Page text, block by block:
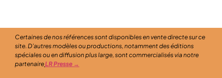
Certaines de nos références sont disponibles en vente directe sur ce
site. D’autres modèles ou productions, notamment des éditions
spéciales ou en diffusion plus large, sont commercialisés via notre
partenaireLR Presse →